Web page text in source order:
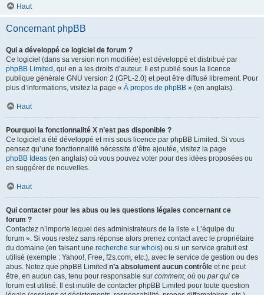
Haut
Concernant phpBB
Qui a développé ce logiciel de forum ?
Ce logiciel (dans sa version non modifiée) est développé et distribué par
phpBB Limited , qui en a les droits d’auteur. Il est publié sous la licence
publique générale GNU version 2 (GPL-2.0) et peut être diffusé librement. Pour
plus d’informations, visitez la page « À propos de phpBB » (en anglais).
Haut
Pourquoi la fonctionnalité X n’est pas disponible ?
Ce logiciel a été développé et mis sous licence par phpBB Limited. Si vous
pensez qu’une fonctionnalité nécessite d’être ajoutée, visitez la page
phpBB Ideas (en anglais) où vous pouvez voter pour des idées proposées ou
en suggérer de nouvelles.
Haut
Qui contacter pour les abus ou les questions légales concernant ce
forum ?
Contactez n’importe lequel des administrateurs de la liste « L’équipe du
forum ». Si vous restez sans réponse alors prenez contact avec le propriétaire
du domaine (en faisant une recherche sur whois) ou si un service gratuit est
utilisé (exemple : Yahoo!, Free, f2s.com, etc.), avec le service de gestion ou des
abus. Notez que phpBB Limited n’a absolument aucun contrôle et ne peut
être, en aucun cas, tenu pour responsable sur comment, où ou par qui ce
forum est utilisé. Il est inutile de contacter phpBB Limited pour toute question